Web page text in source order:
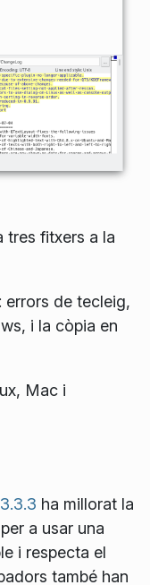
tres fitxers a la
errors de tecleig,
i la còpia en
Mac i
ha millorat la
a usar una
i respecta el
també han